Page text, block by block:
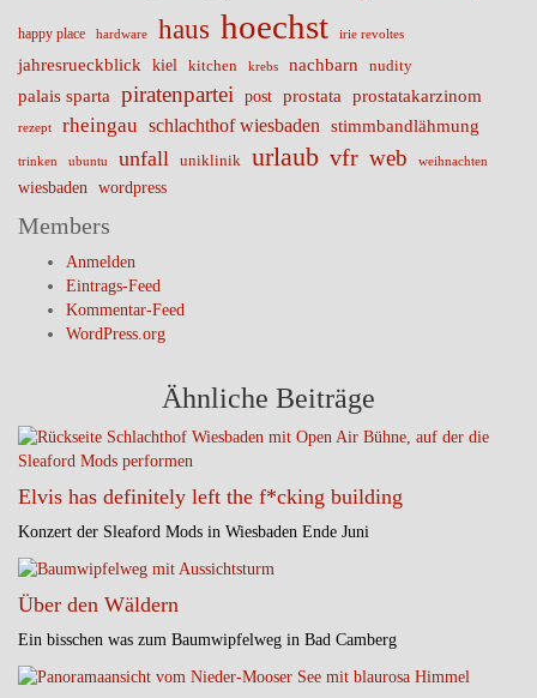
happy place hardware haus hoechst irie revoltes
jahresrueckblick kiel kitchen krebs nachbarn nudity
palais sparta piratenpartei post prostata prostatakarzinom
rezept rheingau schlachthof wiesbaden stimmbandlähmung
trinken ubuntu unfall uniklinik urlaub vfr web weihnachten
wiesbaden wordpress
Members
Anmelden
Eintrags-Feed
Kommentar-Feed
WordPress.org
Ähnliche Beiträge
Elvis has definitely left the f*cking building
Konzert der Sleaford Mods in Wiesbaden Ende Juni
Über den Wäldern
Ein bisschen was zum Baumwipfelweg in Bad Camberg